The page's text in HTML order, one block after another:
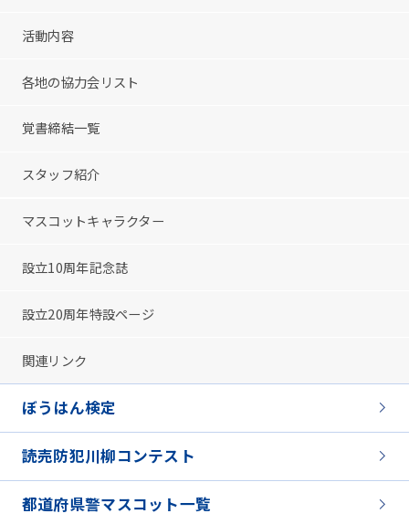
活動内容
各地の協力会リスト
覚書締結一覧
スタッフ紹介
マスコットキャラクター
設立10周年記念誌
設立20周年特設ページ
関連リンク
ぼうはん検定
読売防犯川柳コンテスト
都道府県警マスコット一覧